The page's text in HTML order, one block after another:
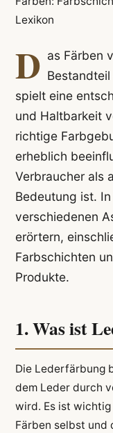
Lexikon
D as Färben
spielt eine
und Haltbarkeit
richtige
erheblich
Verbraucher als
Bedeutung ist.
verschiedenen
erörtern,
Farbschichten
Produkte.
1. Was ist
Die Lederfärbung
dem Leder durch
wird. Es ist
Färben selbst und